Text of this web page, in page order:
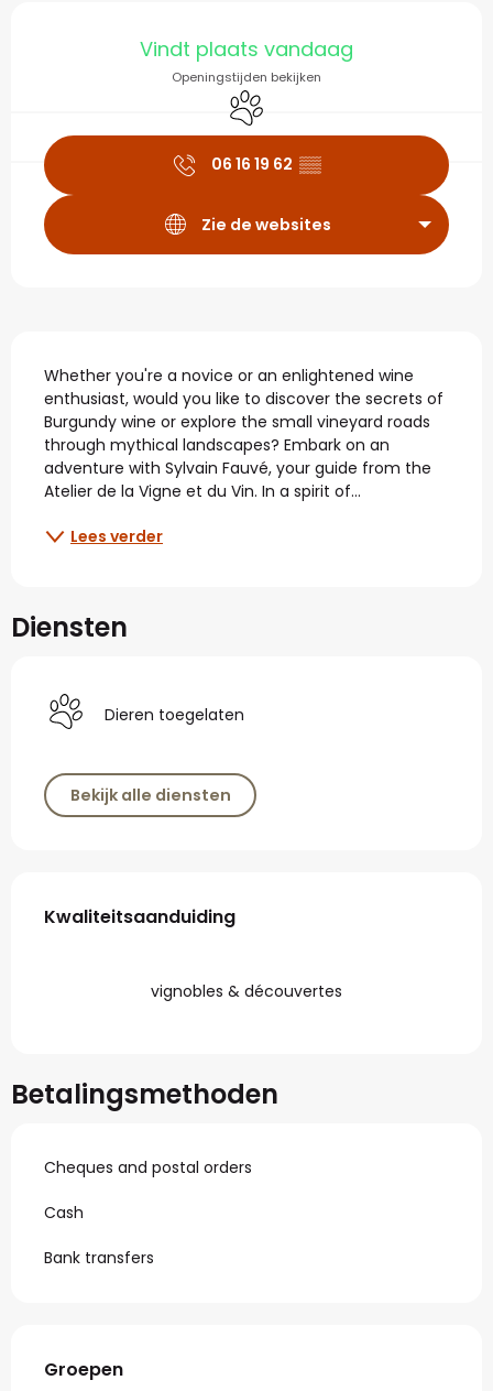
Openingstijden en
Vindt plaats vandaag
Openingstijden bekijken
Dieren toegelaten
06 16 19 62 ▒▒
Zie de websites
Beschrijving
Whether you're a novice or an enlightened wine
enthusiast, would you like to discover the secrets of
Burgundy wine or explore the small vineyard roads
through mythical landscapes? Embark on an
adventure with Sylvain Fauvé, your guide from the
Atelier de la Vigne et du Vin. In a spirit of...
Lees verder
Diensten
Dieren toegelaten
Bekijk alle diensten
Dienstverlening
Kwaliteitsaanduiding
Kwaliteitsaanduiding
vignobles & découvertes
Betalingsmethoden
Cheques and postal orders
Cash
Bank transfers
Groepen
Groepen